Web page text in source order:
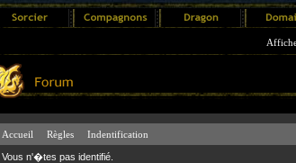
Affichez
Accueil Règles Indentification
Vous n'�tes pas identifié.